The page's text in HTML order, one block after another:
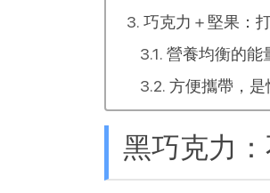
巧克力＋堅果：
營養均衡的能
方便攜帶，
黑巧克力